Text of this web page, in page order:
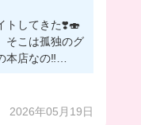
トしてきた❣️🍣
そこは孤独のグ
本店なの‼️
そうな人ばっ
けそう🥺💓
ー食べれちゃう
2026年05月19日